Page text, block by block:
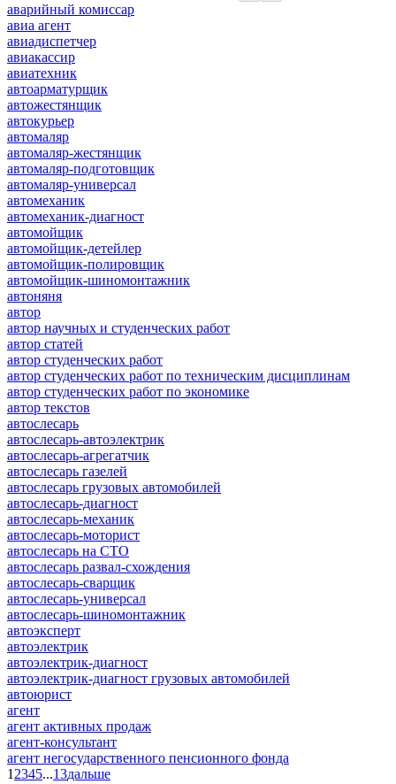
аварийный комиссар
авиа агент
авиадиспетчер
авиакассир
авиатехник
автоарматурщик
автожестянщик
автокурьер
автомаляр
автомаляр-жестянщик
автомаляр-подготовщик
автомаляр-универсал
автомеханик
автомеханик-диагност
автомойщик
автомойщик-детейлер
автомойщик-полировщик
автомойщик-шиномонтажник
автоняня
автор
автор научных и студенческих работ
автор статей
автор студенческих работ
автор студенческих работ по техническим дисциплинам
автор студенческих работ по экономике
автор текстов
автослесарь
автослесарь-автоэлектрик
автослесарь-агрегатчик
автослесарь газелей
автослесарь грузовых автомобилей
автослесарь-диагност
автослесарь-механик
автослесарь-моторист
автослесарь на СТО
автослесарь развал-схождения
автослесарь-сварщик
автослесарь-универсал
автослесарь-шиномонтажник
автоэксперт
автоэлектрик
автоэлектрик-диагност
автоэлектрик-диагност грузовых автомобилей
автоюрист
агент
агент активных продаж
агент-консультант
агент негосударственного пенсионного фонда
1 2345...13дальше